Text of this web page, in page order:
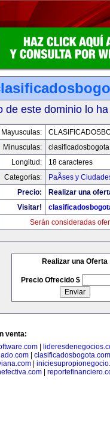
de este dominio lo
Mayusculas:
Minusculas:
Longitud:
18 caracteres
Categorias:
PaÃ­ses y
Precio:
Realizar una
Visitar!
Serán consideradas
Realizar una Oferta
Precio Ofrecido $
venta:
| clasificadosbogota.com
|